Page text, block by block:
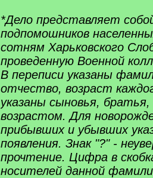
*Дело представляет
подпомошников
сотням Харьковского
проведенную Военной
В переписи указаны
отчество, возраст
указаны сыновья, братья,
возрастом. Для
прибывших и убывших
появления. Знак "?" -
прочтение. Цифра в
носителей данной